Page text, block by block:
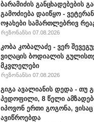
ბარამიძის განცხადებების
გამოძიება დაიწყო -
ოჯახები სამართლებრივ
რეზონანსი 07.08.2026
კობა კობალაძე - ვერ
ვიღაცის ბოდიალის
მკვლელები
რეზონანსი 07.08.2026
გიგა ავალიანის დედა - თუ
პედოფილი, 8 წელი
იპოვონ ერთი გოგონა,
ავიწროებდა